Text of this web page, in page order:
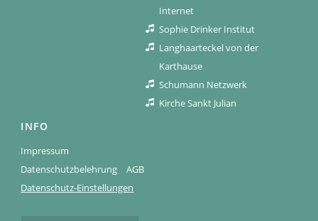
Internet
Sophie Drinker Institut
Langhaarteckel von der
Karthause
Schumann Netzwerk
Kirche Sankt Julian
INFO
Impressum
Datenschutzbelehrung
AGB
Datenschutz-Einstellungen